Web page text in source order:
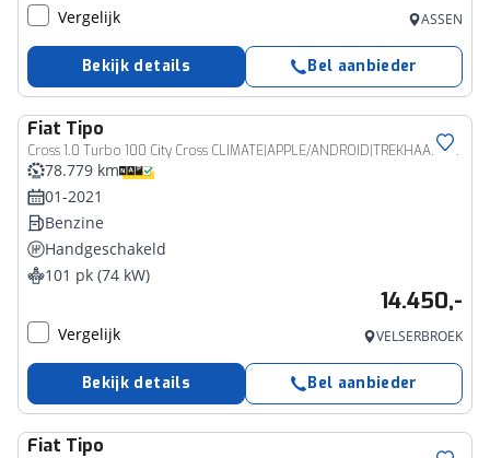
Vergelijk ASSEN
Bekijk details Bel aanbieder
Fiat Tipo
Cross 1.0 Turbo 100 City Cross CLIMATE|APPLE/ANDROID|TREKHAAK|CAMERA|DAB|17"
78.779 km
01-2021
Benzine
Handgeschakeld
101 pk (74 kW)
14.450,-
Vergelijk VELSERBROEK
Bekijk details Bel aanbieder
Fiat Tipo